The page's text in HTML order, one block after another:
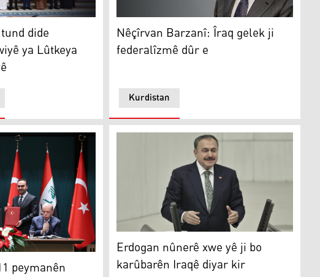
dide ragihandina dawiyê ya Lûtkeya Erebî ya Bexdayê
dide
ya Lûtkeya
Nêçîrvan Barzanî
Kurdistan
Nêçîrvan Barzanî: Îraq gelek ji
federalîzmê dûr e
hevkariyê îmze kirin
peymanên
Erdogan nûnerê xwe yê ji bo karûbarên
Erdogan nûnerê xwe yê ji bo
karûbarên Iraqê diyar kir